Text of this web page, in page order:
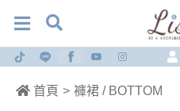
首頁 > 褲裙 / BOTTOM